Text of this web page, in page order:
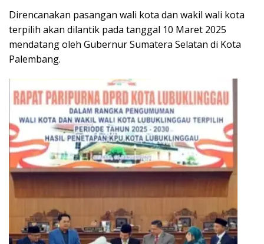
Direncanakan pasangan wali kota dan wakil wali kota
terpilih akan dilantik pada tanggal 10 Maret 2025
mendatang oleh Gubernur Sumatera Selatan di Kota
Palembang.